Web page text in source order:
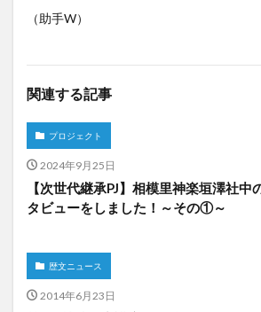
（助手W）
関連する記事
プロジェクト
2024年9月25日
【次世代継承PJ】相模里神楽垣澤社中
タビューをしました！～その①～
歴文ニュース
2014年6月23日